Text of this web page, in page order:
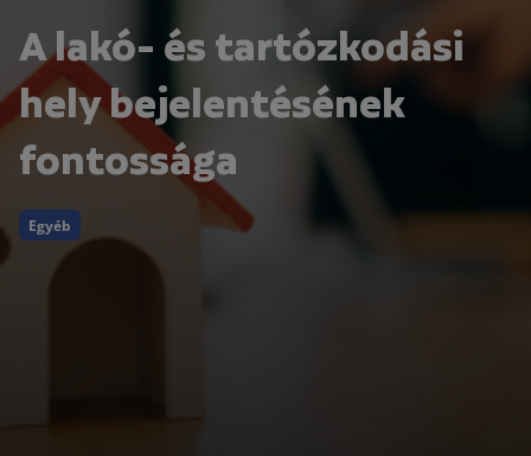
A lakó- és tartózkodási
hely bejelentésének
fontossága
Egyéb